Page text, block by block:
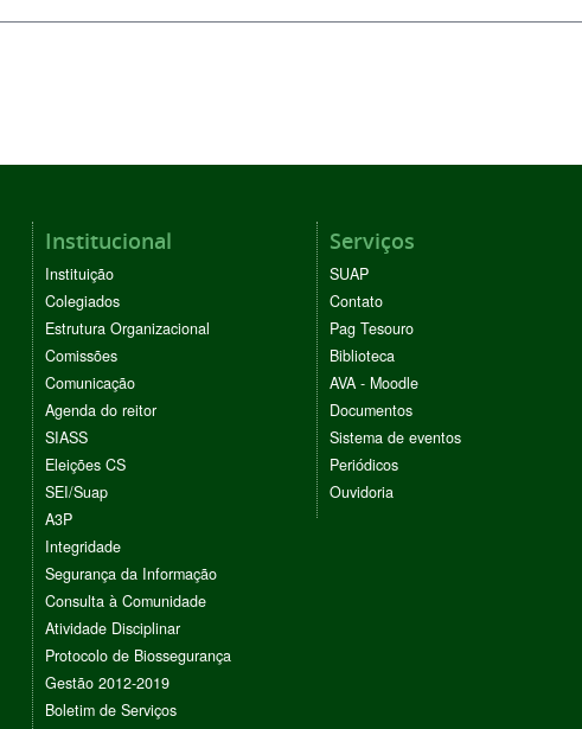
Institucional
Instituição
Colegiados
Estrutura Organizacional
Comissões
Comunicação
Agenda do reitor
SIASS
Eleições CS
SEI/Suap
A3P
Integridade
Segurança da Informação
Consulta à Comunidade
Atividade Disciplinar
Protocolo de Biossegurança
Gestão 2012-2019
Boletim de Serviços
Serviços
SUAP
Contato
Pag Tesouro
Biblioteca
AVA - Moodle
Documentos
Sistema de eventos
Periódicos
Ouvidoria